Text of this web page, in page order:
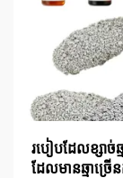
របៀបដែលខ្សាច់ឆ្
ដែលមានឆ្មាច្រើ